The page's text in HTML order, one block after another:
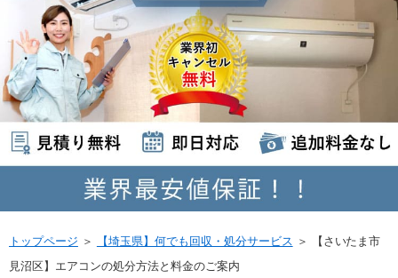
トップページ ＞ 【埼玉県】何でも回収・処分サービス ＞
【さいたま市
見沼区】エアコンの処分方法と料金のご案内